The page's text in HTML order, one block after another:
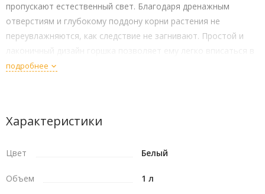
пропускают естественный свет. Благодаря дренажным
отверстиям и глубокому поддону корни растения не
переувлажняются, как следствие не загнивают. Простой и
лаконичный дизайн горшка позволяет ему легко вписаться в
любой интерьер, не затмевая красоту цветка.
подробнее
Характеристики
Цвет Белый
Объем 1 л